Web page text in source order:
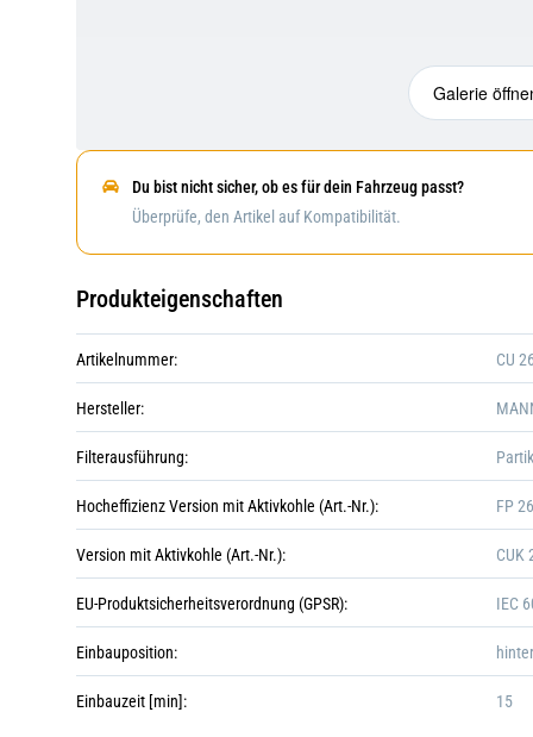
Galerie
Du bist nicht sicher, ob es für dein Fahrzeug passt?
Überprüfe, den Artikel auf Kompatibilität.
Produkteigenschaften
Artikelnummer: CU
Hersteller:
Filterausführung:
Hocheffizienz Version mit Aktivkohle (Art.-Nr.): FP
Version mit Aktivkohle (Art.-Nr.): CUK
EU-Produktsicherheitsverordnung (GPSR): IEC
Einbauposition:
Einbauzeit [min]: 15